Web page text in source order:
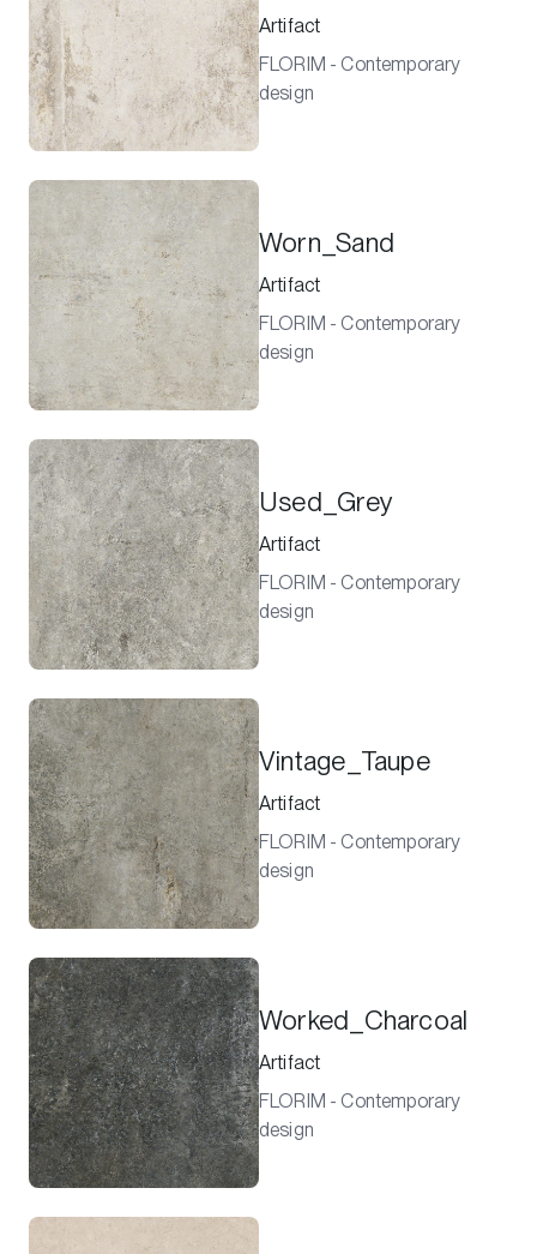
Artifact
FLORIM - Contemporary
design
Worn_Sand
Artifact
FLORIM - Contemporary
design
Used_Grey
Artifact
FLORIM - Contemporary
design
Vintage_Taupe
Artifact
FLORIM - Contemporary
design
Worked_Charcoal
Artifact
FLORIM - Contemporary
design